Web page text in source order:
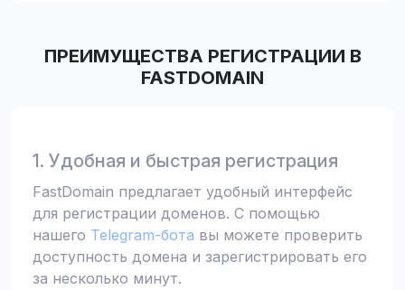
ПРЕИМУЩЕСТВА РЕГИСТРАЦИИ В
FASTDOMAIN
1. Удобная и быстрая регистрация
FastDomain предлагает удобный интерфейс
для регистрации доменов. С помощью
нашего Telegram-бота вы можете проверить
доступность домена и зарегистрировать его
за несколько минут.